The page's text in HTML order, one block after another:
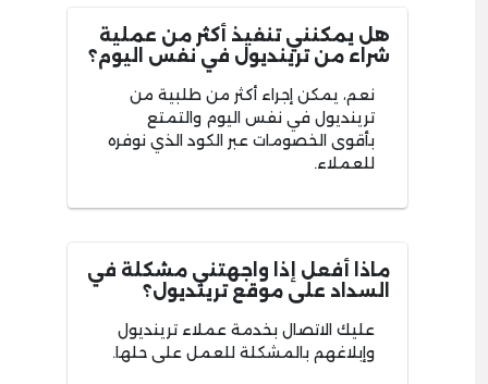
هل يمكنني تنفيذ أكثر من عملية
شراء من ترينديول في نفس اليوم؟
نعم، يمكن إجراء أكثر من طلبية من
ترينديول في نفس اليوم والتمتع
بأقوى الخصومات عبر الكود الذي نوفره
للعملاء.
ماذا أفعل إذا واجهتني مشكلة في
السداد على موقع ترينديول؟
عليك الاتصال بخدمة عملاء ترينديول
وإبلاغهم بالمشكلة للعمل على حلها.